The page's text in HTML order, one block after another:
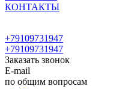
КОНТАКТЫ
+79109731947
+79109731947
Заказать звонок
E-mail
по общим вопросам